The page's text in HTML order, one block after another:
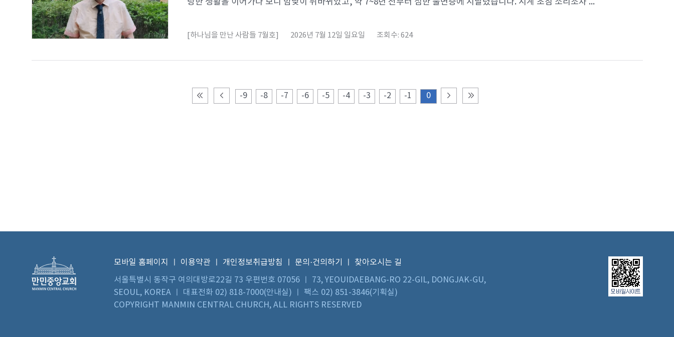
[하나님을 만난 사람들 7월호] 2026년 7월 12일 일요일 조회수: 624
-9 -8 -7 -6 -5 -4 -3 -2 -1 0
모바일 홈페이지 이용약관 개인정보취급방침 문의·건의하기
찾아오시는 길
서울특별시 동작구 여의대방로22길 73 우편번호 07056 ㅣ 73, YEOUIDAEBANG-RO 22-GIL, DONGJAK-GU,
SEOUL, KOREA ㅣ 대표전화 02) 818-7000(안내실) ㅣ 팩스 02) 851-3846(기획실)
COPYRIGHT MANMIN CENTRAL CHURCH, ALL RIGHTS RESERVED